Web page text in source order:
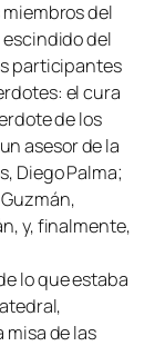
del
escindido del
participantes
el cura
de los
asesor de la
Diego Palma;
y, finalmente,
lo que estaba
de las